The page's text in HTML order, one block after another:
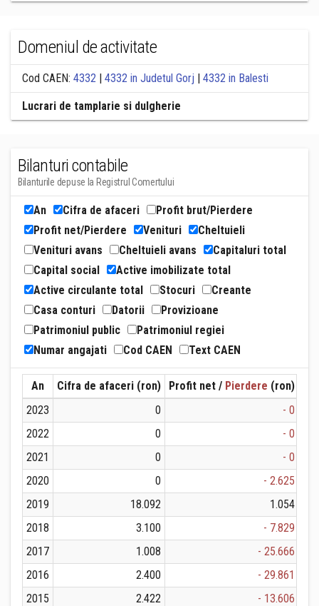
Domeniul de activitate
Cod CAEN: 4332 | 4332 in Judetul Gorj | 4332 in Balesti
Lucrari de tamplarie si dulgherie
Bilanturi contabile
Bilanturile depuse la Registrul Comertului
An Cifra de afaceri
Profit brut/Pierdere
Profit net/Pierdere
Venituri
Cheltuieli
Venituri avans
Cheltuieli avans
Capitaluri total
Capital social
Active imobilizate total
Active circulante total
Stocuri
Creante
Casa conturi
Datorii
Provizioane
Patrimoniul public
Patrimoniul regiei
Numar angajati
Cod CAEN Text CAEN
An Cifra de afaceri (ron) Profit net / Pierdere (ron)
2023
0
- 0
2022
0
- 0
2021
0
- 0
2020
0
- 2.625
2019
18.092
1.054
2018
3.100
- 7.829
2017
1.008
- 25.666
2016
2.400
- 29.861
2015
2.422
- 13.606